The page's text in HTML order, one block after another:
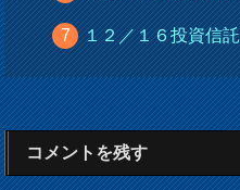
１２／１６投資信
コメントを残す